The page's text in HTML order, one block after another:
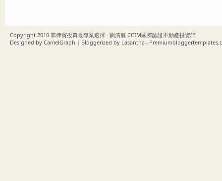
Copyright 2010 菲律賓投資最專業選擇 - 劉清痕 CCIM國際認證不動產投資師
Designed by CamelGraph | Bloggerized by Lasantha -